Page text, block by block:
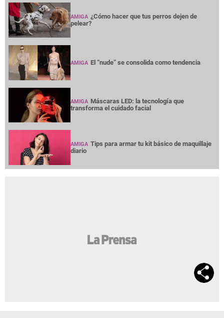
AMIGA ¿Cómo hacer que tus perros dejen de
pelear?
AMIGA El “nude” se consolida como tendencia
AMIGA Máscaras LED: la tecnología que
transforma el cuidado facial
AMIGA Tips para armar tu kit básico de maquillaje
diario